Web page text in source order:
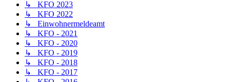
↳ KFO 2023
↳ KFO 2022
↳ Einwohnermeldeamt
↳ KFO - 2021
↳ KFO - 2020
↳ KFO - 2019
↳ KFO - 2018
↳ KFO - 2017